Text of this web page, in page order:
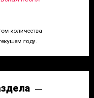
количества
году.